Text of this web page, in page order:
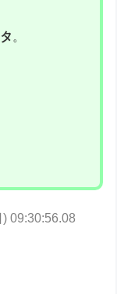
。
09:30:56.08